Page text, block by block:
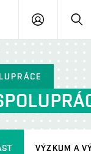
PŘIHLÁSIT
VÝZKUM A